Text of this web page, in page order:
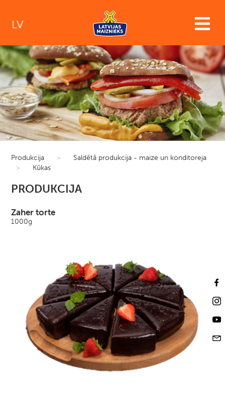
LV
Produkcija >
Saldētā produkcija - maize un konditoreja
>
Kūkas
PRODUKCIJA
Zaher torte
1000g